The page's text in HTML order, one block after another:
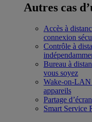
Autres cas
Accès à
connexion
Contrôle à
Bureau à
vous soyez
Wake-on-LAN
appareils
Partage d’écran
Smart Service